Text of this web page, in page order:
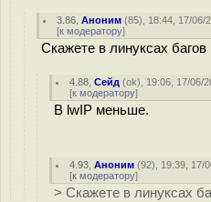
3.86 ,Аноним (85), 18:44, 17/06/
[к модератору]
Скажете в линуксах
4.88 ,Сейд (ok), 19:06, 17/06/
[к модератору]
В lwIP меньше.
4.93 ,Аноним (92), 19:39, 17/
[к модератору]
> Скажете в линуксах